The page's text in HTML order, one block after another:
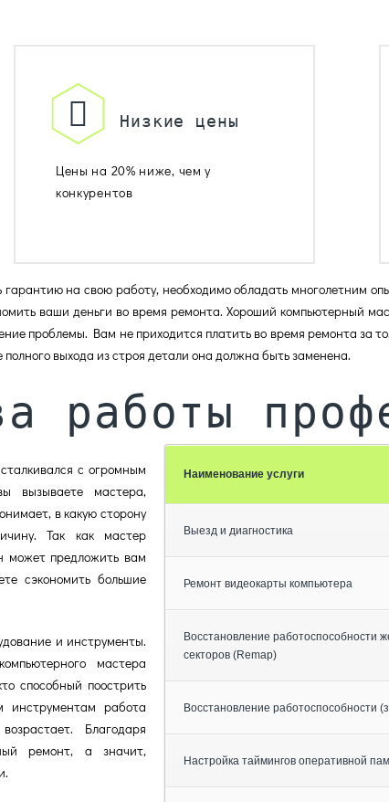
Низкие цены
Цены на 20% ниже, чем у
конкурентов
на свою работу, необходимо обладать многолетним
ваши деньги во время ремонта. Хороший компьютерный
проблемы. Вам не приходится платить во время ремонта за
выхода из строя детали она должна быть заменена.
работы
Наименование услуги
Выезд и диагностика
Ремонт видеокарты компьютера
Восстановление работоспособности
секторов (Remap)
Восстановление работоспособности
Настройка таймингов оперативной
с огромным
вызываете мастера,
в какую сторону
Так как мастер
может предложить вам
сэкономить большие
и инструменты.
мастера
способный поострить
инструментам работа
Благодаря
ремонт, а значит,